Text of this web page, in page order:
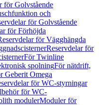
för Golvstående
och
för Golvstående
för Förhöjda
för Vägghängda
Reservdelar för
För Twinline
spolningFör nätdrift,
Geberit Omega
för WC-styrningar
för WC-
modulerModuler för